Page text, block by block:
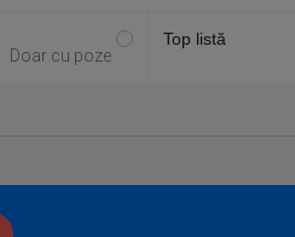
Doar cu poze